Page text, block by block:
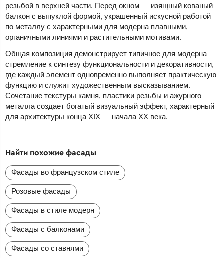
резьбой в верхней части. Перед окном — изящный кованый
балкон с выпуклой формой, украшенный искусной работой
по металлу с характерными для модерна плавными,
органичными линиями и растительными мотивами.
Общая композиция демонстрирует типичное для модерна
стремление к синтезу функциональности и декоративности,
где каждый элемент одновременно выполняет практическую
функцию и служит художественным высказыванием.
Сочетание текстуры камня, пластики резьбы и ажурного
металла создает богатый визуальный эффект, характерный
для архитектуры конца XIX — начала XX века.
Найти похожие фасады
Фасады во французском стиле
Розовые фасады
Фасады в стиле модерн
Фасады с балконами
Фасады со ставнями